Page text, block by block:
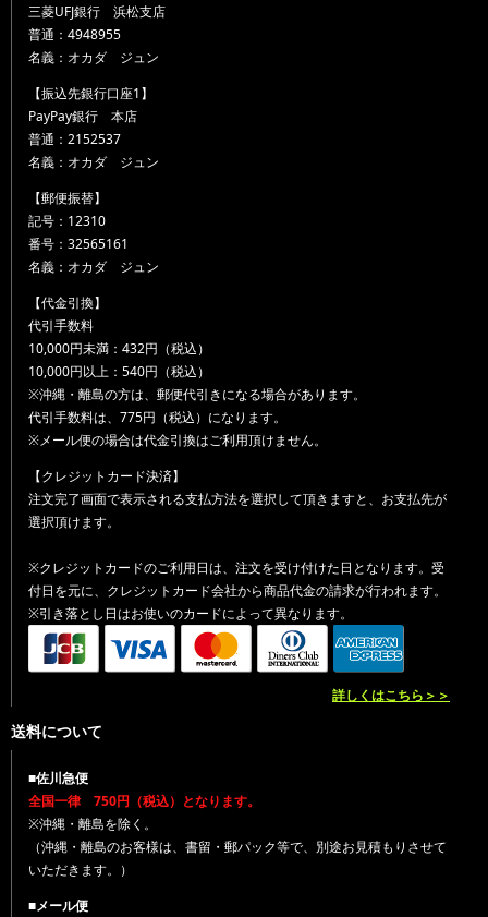
三菱UFJ銀行 浜松支店
普通：4948955
名義：オカダ ジュン
【振込先銀行口座1】
PayPay銀行 本店
普通：2152537
名義：オカダ ジュン
【郵便振替】
記号：12310
番号：32565161
名義：オカダ ジュン
【代金引換】
代引手数料
10,000円未満：432円（税込）
10,000円以上：540円（税込）
※沖縄・離島の方は、郵便代引きになる場合があります。
代引手数料は、775円（税込）になります。
※メール便の場合は代金引換はご利用頂けません。
【クレジットカード決済】
注文完了画面で表示される支払方法を選択して頂きますと、お支払先が
選択頂けます。
※クレジットカードのご利用日は、注文を受け付けた日となります。受
付日を元に、クレジットカード会社から商品代金の請求が行われます。
※引き落とし日はお使いのカードによって異なります。
詳しくはこちら＞＞
送料について
■佐川急便
全国一律 750円（税込）となります。
※沖縄・離島を除く。
（沖縄・離島のお客様は、書留・郵パック等で、別途お見積もりさせて
いただきます。）
■メール便